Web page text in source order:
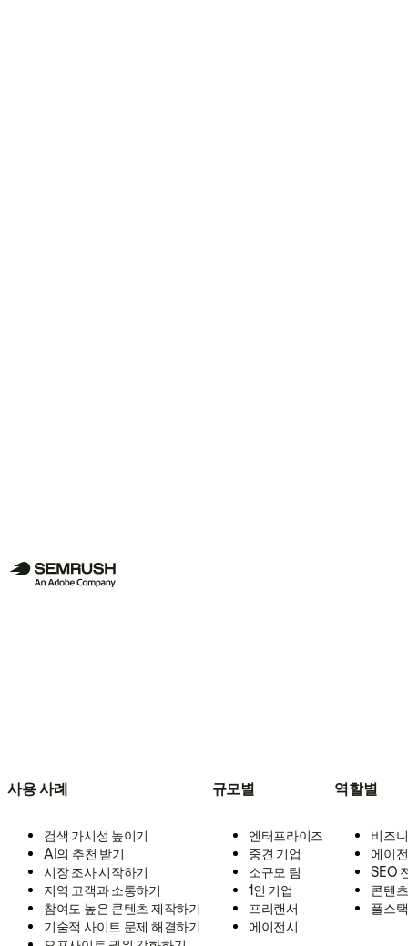
사용 사례
검색 가시성 높이기
AI의 추천 받기
시장 조사 시작하기
지역 고객과 소통하기
참여도 높은 콘텐츠 제작하기
기술적 사이트 문제 해결하기
규모별
엔터프라이즈
중견 기업
소규모 팀
1인 기업
프리랜서
에이전시
역할별
비즈
에이
SEO
콘텐
풀스